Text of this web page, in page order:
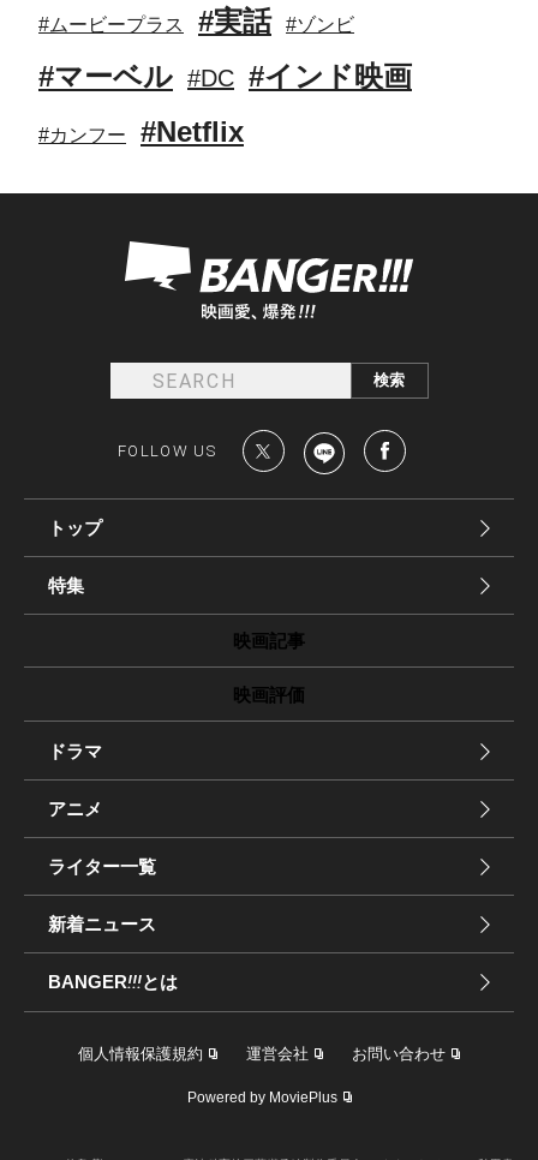
#ムービープラス #実話 #ゾンビ
#マーベル #DC #インド映画
#カンフー #Netflix
FOLLOW US
トップ
特集
映画記事
映画評価
ドラマ
アニメ
ライター一覧
新着ニュース
BANGER!!!とは
個人情報保護規約 運営会社 お問い合わせ
Powered by MoviePlus